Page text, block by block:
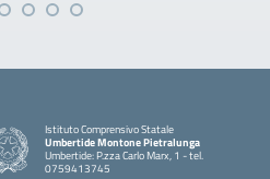
Istituto Comprensivo Statale
Umbertide Montone Pietralunga
Umbertide: P.zza Carlo Marx, 1 - tel.
0759413745